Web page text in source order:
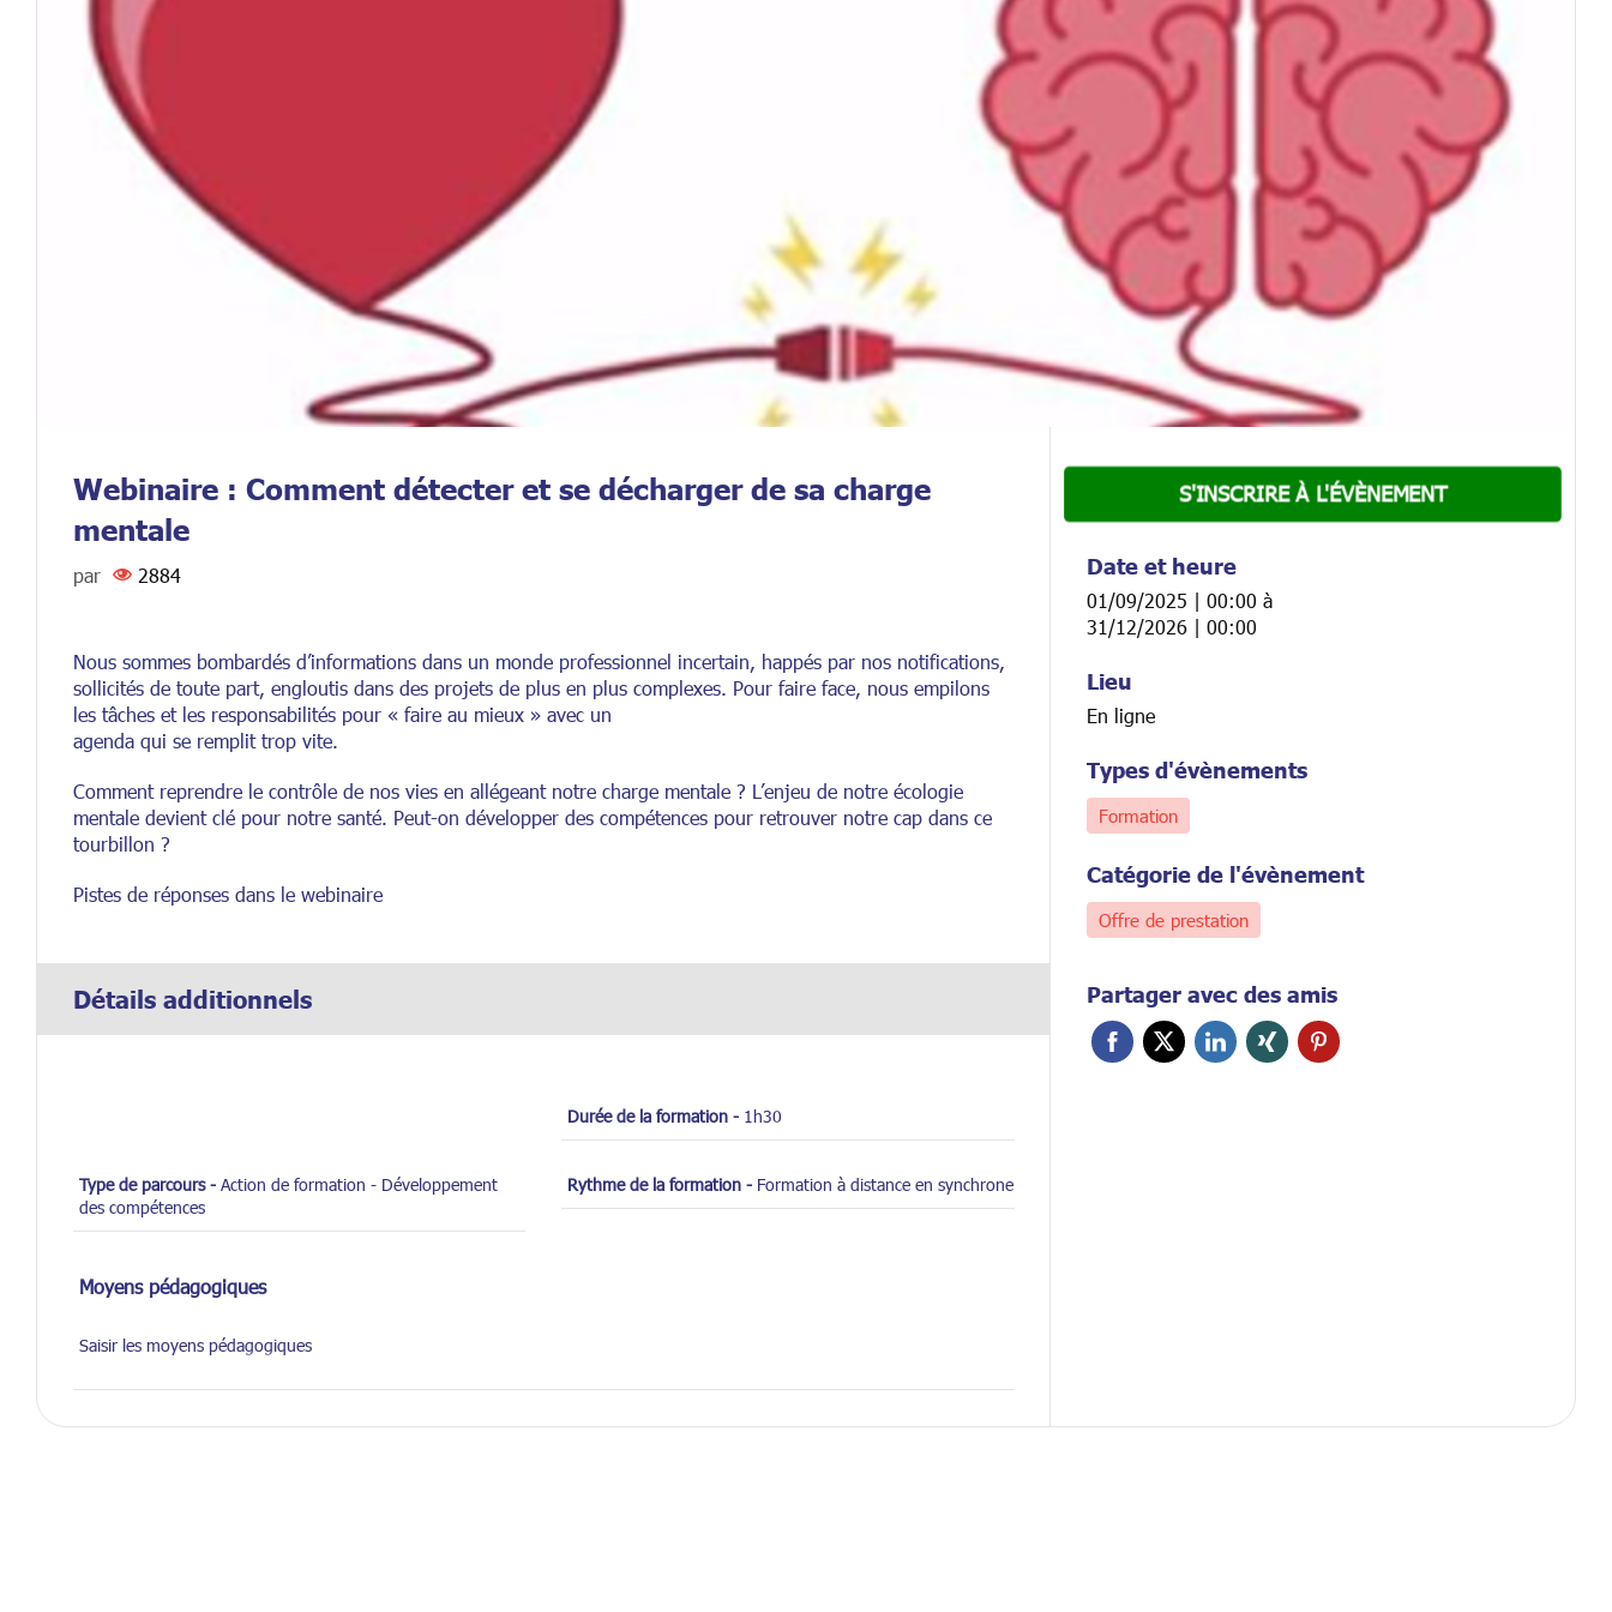
Webinaire : Comment détecter et se décharger de sa charge
mentale
par 2884
Nous sommes bombardés d’informations dans un monde professionnel incertain, happés par nos notifications,
sollicités de toute part, engloutis dans des projets de plus en plus complexes. Pour faire face, nous empilons
les tâches et les responsabilités pour « faire au mieux » avec un
agenda qui se remplit trop vite.
Comment reprendre le contrôle de nos vies en allégeant notre charge mentale ? L’enjeu de notre écologie
mentale devient clé pour notre santé. Peut-on développer des compétences pour retrouver notre cap dans ce
tourbillon ?
Pistes de réponses dans le webinaire
Détails additionnels
Durée de la formation - 1h30
Type de parcours - Action de formation - Développement
des compétences
Rythme de la formation - Formation à distance en synchrone
Moyens pédagogiques
Saisir les moyens pédagogiques
S'INSCRIRE À L'ÉVÈNEMENT
Date et heure
01/09/2025 | 00:00 à
31/12/2026 | 00:00
Lieu
En ligne
Types d'évènements
Formation
Catégorie de l'évènement
Offre de prestation
Partager avec des amis